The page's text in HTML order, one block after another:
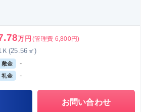
万円 (管理費 6,800円)
Ｋ(25.56㎡)
敷金 -
礼金 -
お問い合わせ